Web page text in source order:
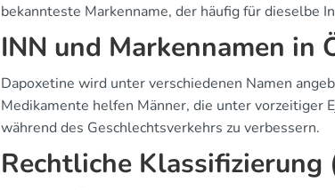
bekannteste Markenname, der häufig für dieselbe
INN und Markennamen in
Dapoxetine wird unter verschiedenen Namen
Medikamente helfen Männer, die unter vorzeitiger
während des Geschlechtsverkehrs zu verbessern.
Rechtliche